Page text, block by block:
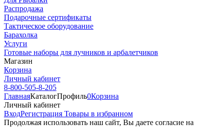
Распродажа
Подарочные сертификаты
Тактическое оборудование
Барахолка
Услуги
Готовые наборы для лучников и арбалетчиков
Магазин
Корзина
Личный кабинет
8-800-505-8-205
ГлавнаяКаталогПрофиль0Корзина
Личный кабинет
ВходРегистрация Товары в избранном
Продолжая использовать наш cайт, Вы даете согласие на